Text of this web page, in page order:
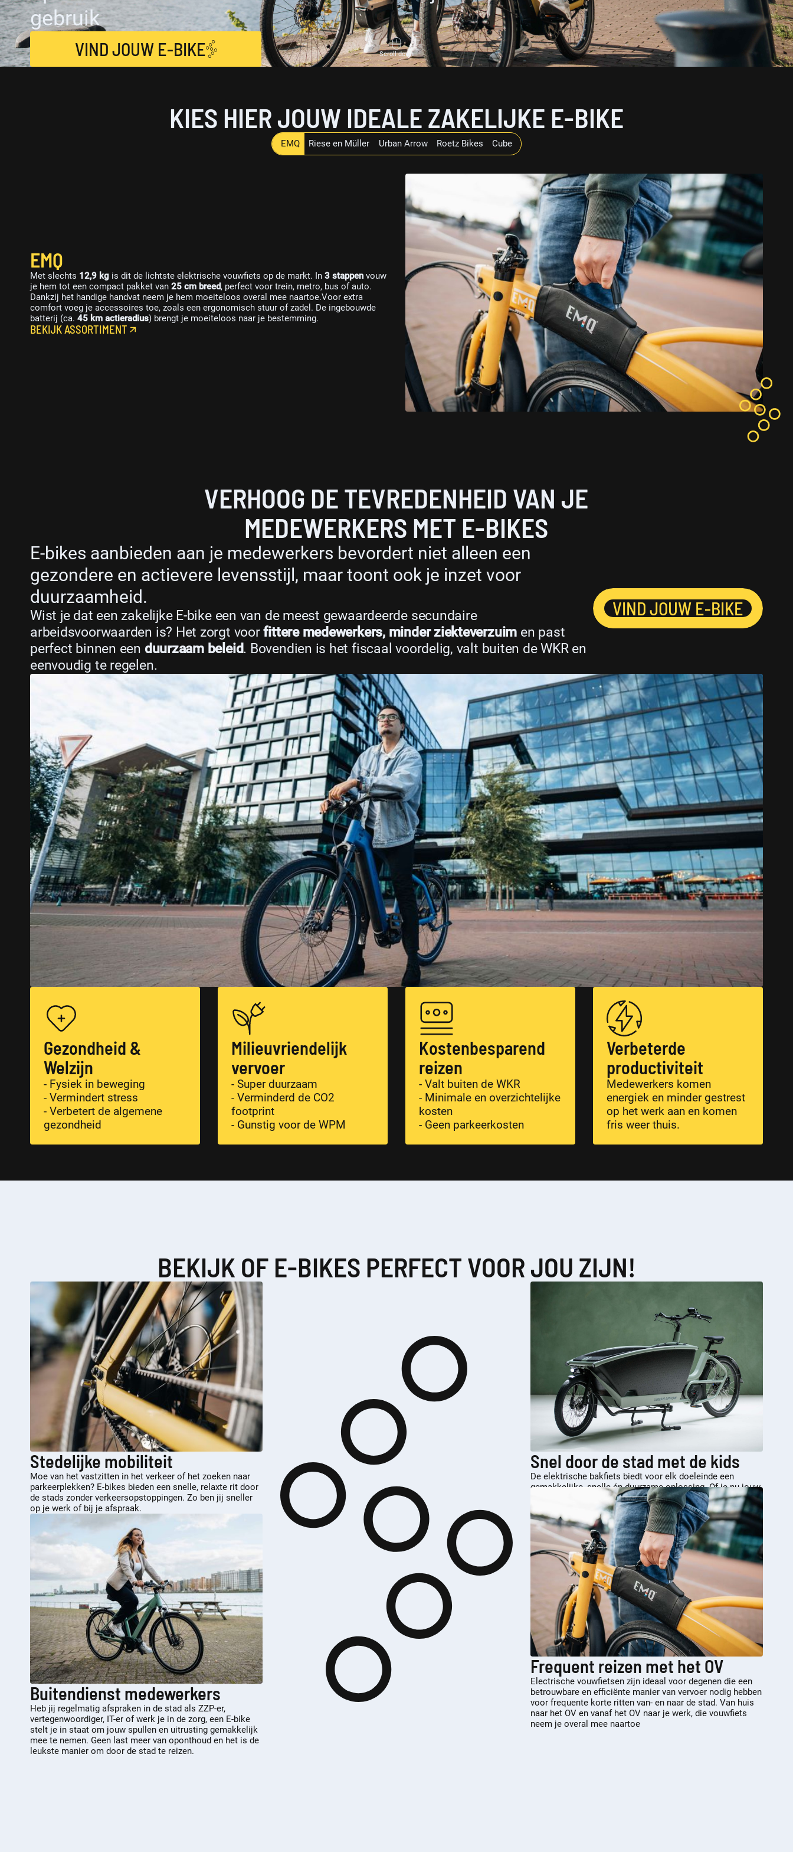
gebruik
VIND JOUW E-BIKE Scroll down
KIES HIER JOUW IDEALE ZAKELIJKE E-BIKE
EMQ Riese en Müller Urban Arrow Roetz Bikes Cube
EMQ
Met slechts 12,9 kg is dit de lichtste elektrische vouwfiets op de markt. In3 stappen vouw
je hem tot een compact pakket van25 cm breed, perfect voor trein, metro, bus of auto.
Dankzij het handige handvat neem je hem moeiteloos overal mee naartoe.Voor extra
comfort voeg je accessoires toe, zoals een ergonomisch stuur of zadel. De ingebouwde
batterij (ca.45 km actieradius) brengt je moeiteloos naar je bestemming.
BEKIJK ASSORTIMENT
VERHOOG DE TEVREDENHEID VAN JE
MEDEWERKERS MET E-BIKES
E-bikes aanbieden aan je medewerkers bevordert niet alleen een
gezondere en actievere levensstijl, maar toont ook je inzet voor
duurzaamheid.
Wist je dat een zakelijke E-bike een van de meest gewaardeerde secundaire
arbeidsvoorwaarden is? Het zorgt voorfittere medewerkers, minder ziekteverzuim en past
perfect binnen een duurzaam beleid. Bovendien is het fiscaal voordelig, valt buiten de WKR en
eenvoudig te regelen.
VIND JOUW E-BIKE
Gezondheid &
Welzijn
- Fysiek in beweging
- Vermindert stress
- Verbetert de algemene
gezondheid
Milieuvriendelijk
vervoer
- Super duurzaam
- Verminderd de CO2
footprint
- Gunstig voor de WPM
Kostenbesparend
reizen
- Valt buiten de WKR
- Minimale en overzichtelijke
kosten
- Geen parkeerkosten
Verbeterde
productiviteit
Medewerkers komen
energiek en minder gestrest
op het werk aan en komen
fris weer thuis.
BEKIJK OF E-BIKES PERFECT VOOR JOU ZIJN!
Stedelijke mobiliteit
Moe van het vastzitten in het verkeer of het zoeken naar
parkeerplekken? E-bikes bieden een snelle, relaxte rit door
de stads zonder verkeersopstoppingen. Zo ben jij sneller
op je werk of bij je afspraak.
Buitendienst medewerkers
Heb jij regelmatig afspraken in de stad als ZZP-er,
vertegenwoordiger, IT-er of werk je in de zorg, een E-bike
stelt je in staat om jouw spullen en uitrusting gemakkelijk
mee te nemen. Geen last meer van oponthoud en het is de
leukste manier om door de stad te reizen.
Snel door de stad met de kids
De elektrische bakfiets biedt voor elk doeleinde een
gemakkelijke, snelle én duurzame oplossing. Of je nu jouw
kleine passagiers van A naar B brengt of je boodschappen
mee naar huis wilt nemen.
Frequent reizen met het OV
Electrische vouwfietsen zijn ideaal voor degenen die een
betrouwbare en efficiënte manier van vervoer nodig hebben
voor frequente korte ritten van- en naar de stad. Van huis
naar het OV en vanaf het OV naar je werk, die vouwfiets
neem je overal mee naartoe